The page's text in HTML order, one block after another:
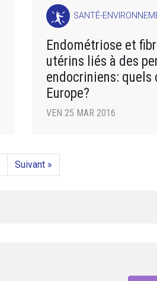
SANTÉ-
Endométriose et
utérins liés à des
endocriniens: quels
Europe?
VEN 25 MAR 2016
Suivant »